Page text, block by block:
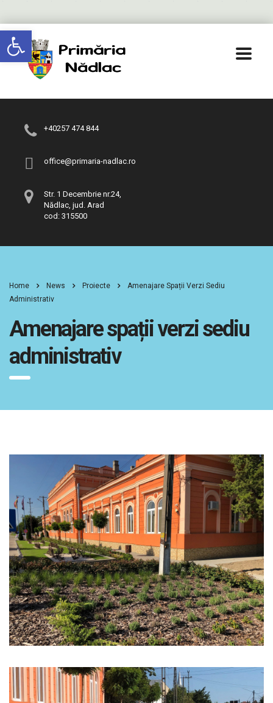
Deschide bara de unelte
+40257 474 844
office@primaria-nadlac.ro
Str. 1 Decembrie nr.24,
Nădlac, jud. Arad
cod: 315500
Home News Proiecte
Amenajare Spații Verzi Sediu
Administrativ
Amenajare spații verzi sediu
administrativ